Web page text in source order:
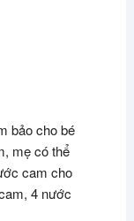
bảo cho bé
mẹ có thể
cam cho
4 nước